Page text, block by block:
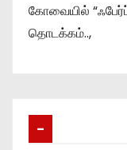
கோவையில்
தொடக்கம்..,
–